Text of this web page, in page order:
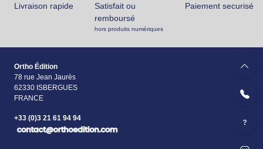
Livraison rapide
Satisfait ou
remboursé
hors produits numériques
Paiement securisé
Ortho Édition
78 rue Jean Jaurès
62330 ISBERGUES
FRANCE
+33 (0)3 21 61 94 94